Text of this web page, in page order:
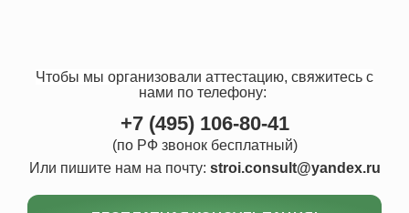
Чтобы мы организовали аттестацию, свяжитесь с
нами по телефону:
+7 (495) 106-80-41
(по РФ звонок бесплатный)
Или пишите нам на почту: stroi.consult@yandex.ru